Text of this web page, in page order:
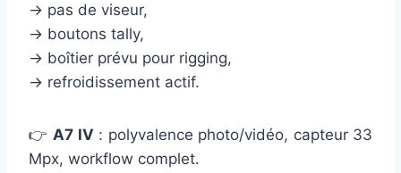
→ pas de viseur,
→ boutons tally,
→ boîtier prévu pour rigging,
→ refroidissement actif.
👉 A7 IV : polyvalence photo/vidéo, capteur 33
Mpx, workflow complet.